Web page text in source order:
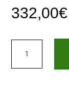
332,00€
Housse